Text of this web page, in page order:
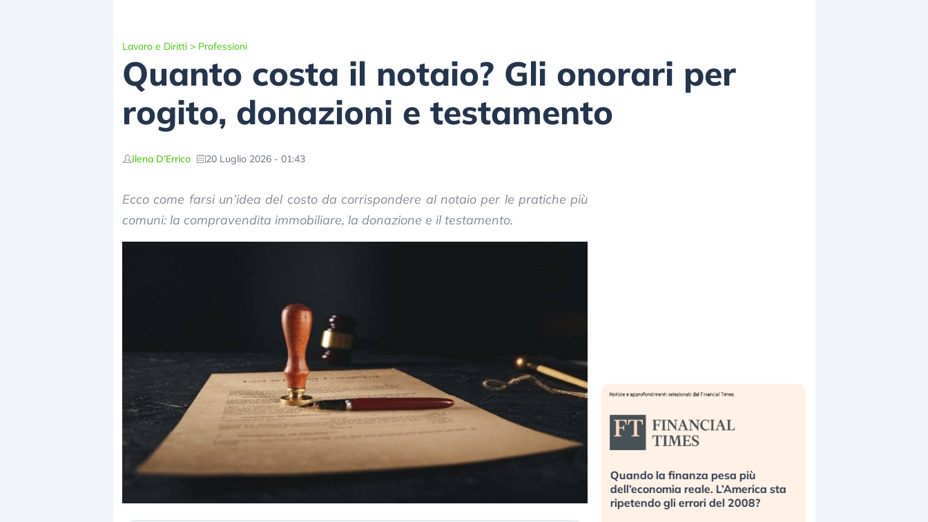
Lavoro e Diritti > Professioni
Quanto costa il notaio? Gli onorari per
rogito, donazioni e testamento
Ilena D’Errico 20 Luglio 2026 - 01:43
Ecco come farsi un’idea del costo da corrispondere al notaio per le pratiche più
comuni: la compravendita immobiliare, la donazione e il testamento.
Dalle valutazioni estreme alla
repricing degli asset?
della bolla AI
Quando la finanza pesa più
dell’economia reale. L’America sta
ripetendo gli errori del 2008?